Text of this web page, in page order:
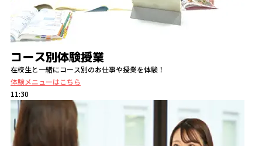
コース別体験授業
在校生と一緒にコース別のお仕事や授業を体験！
体験メニューはこちら
11:30